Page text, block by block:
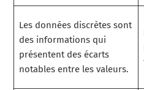
Les données discrètes sont
des informations qui
présentent des écarts
notables entre les valeurs.